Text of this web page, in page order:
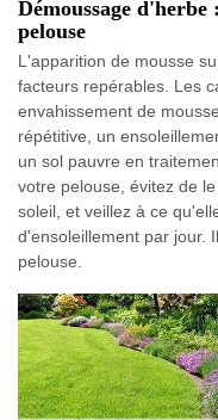
Démoussage
pelouse
L'apparition de mousse
facteurs repérables. Les
envahissement de
répétitive, un
un sol pauvre en
votre pelouse, évitez de
soleil, et veillez à ce
d'ensoleillement par jour.
pelouse.